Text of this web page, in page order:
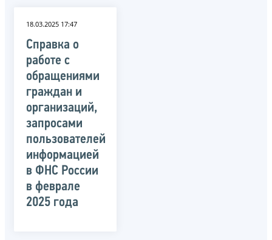
18.03.2025 17:47
Справка о
работе с
обращениями
граждан и
организаций,
запросами
пользователей
информацией
в ФНС России
в феврале
2025 года